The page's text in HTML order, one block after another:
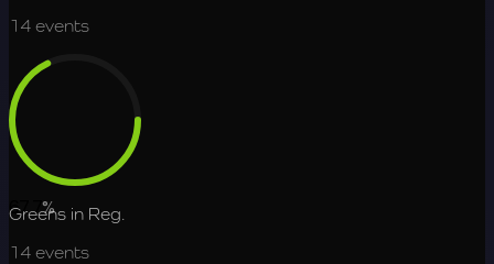
14 events
67.7%
Greens in Reg.
14 events